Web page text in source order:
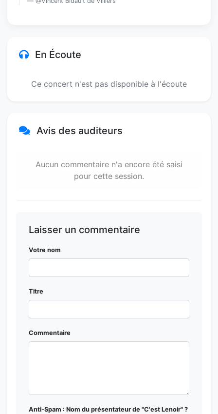
En Écoute
Ce concert n'est pas disponible à l'écoute
Avis des auditeurs
Aucun commentaire n'a encore été saisi
pour cette session.
Laisser un commentaire
Votre nom
Titre
Commentaire
Anti-Spam : Nom du présentateur de "C'est Lenoir" ?